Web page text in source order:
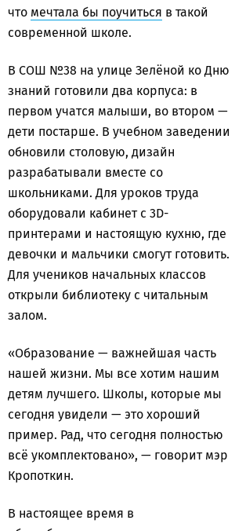
что мечтала бы поучиться в такой
современной школе.
В СОШ №38 на улице Зелёной ко Дню
знаний готовили два корпуса: в
первом учатся малыши, во втором —
дети постарше. В учебном заведении
обновили столовую, дизайн
разрабатывали вместе со
школьниками. Для уроков труда
оборудовали кабинет с 3D-
принтерами и настоящую кухню, где
девочки и мальчики смогут готовить.
Для учеников начальных классов
открыли библиотеку с читальным
залом.
«Образование — важнейшая часть
нашей жизни. Мы все хотим нашим
детям лучшего. Школы, которые мы
сегодня увидели — это хороший
пример. Рад, что сегодня полностью
всё укомплектовано», — говорит мэр
Кропоткин.
В настоящее время в